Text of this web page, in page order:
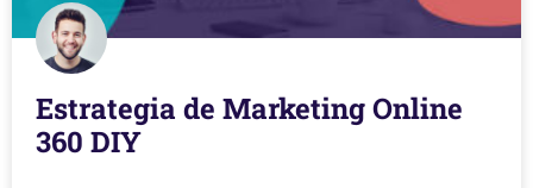
Estrategia de Marketing Online
360 DIY